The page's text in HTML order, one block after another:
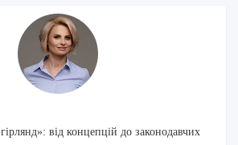
від концепцій до законодавчих